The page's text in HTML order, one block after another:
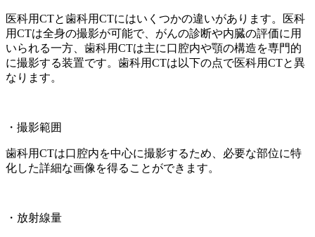
医科用CTと歯科用CTにはいくつかの違いがあります。医科
用CTは全身の撮影が可能で、がんの診断や内臓の評価に用
いられる一方、歯科用CTは主に口腔内や顎の構造を専門的
に撮影する装置です。歯科用CTは以下の点で医科用CTと異
なります。
・撮影範囲
歯科用CTは口腔内を中心に撮影するため、必要な部位に特
化した詳細な画像を得ることができます。
・放射線量